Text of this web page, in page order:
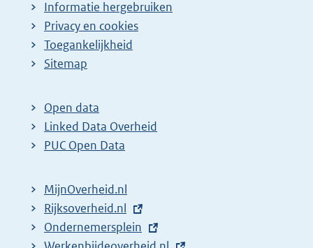
Informatie hergebruiken
Privacy en cookies
Toegankelijkheid
Sitemap
Open data
Linked Data Overheid
PUC Open Data
MijnOverheid.nl
E
x
Rijksoverheid.nl
E
Ondernemersplein